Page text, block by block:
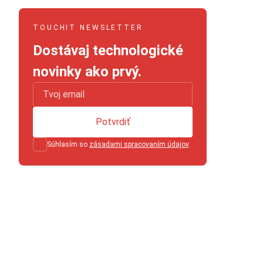
TOUCHIT NEWSLETTER
Dostávaj technologické
novinky ako prvý.
Súhlasím so zásadami spracovaním údajov.
Potvrdiť